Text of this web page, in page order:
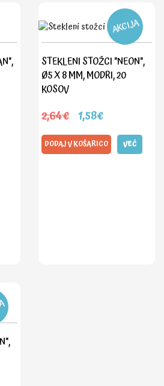
AKCIJA
STEKLENI STOŽCI "NEON",
Ø5 X 8 MM, MODRI, 20
KOSOV
2,64€ 1,58€
DODAJ V KOŠARICO VEČ